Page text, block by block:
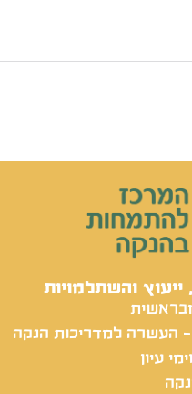
ייעוץ והשתלמויות
העשרה למדריכות הנקה
עיון